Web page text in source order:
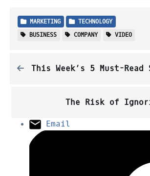
MARKETING
TECHNOLOGY
BUSINESS
COMPANY VIDEO
This Week’s 5 Must-
The Risk of
Email